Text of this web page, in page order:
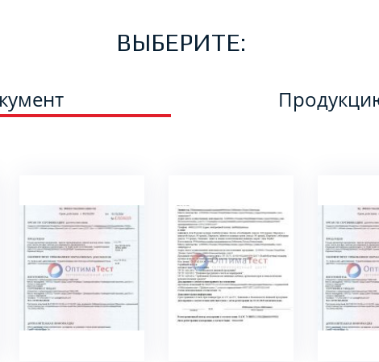
ВЫБЕРИТЕ:
ПОДРОБНЕЕ ПОДРОБНЕЕ